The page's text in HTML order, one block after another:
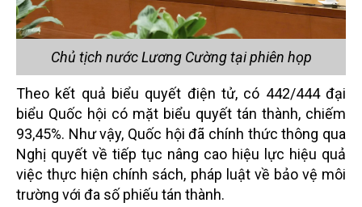
Chủ tịch nước Lương Cường tại phiên họp
Theo kết quả biểu quyết điện tử, có 442/444 đại
biểu Quốc hội có mặt biểu quyết tán thành, chiếm
93,45%. Như vậy, Quốc hội đã chính thức thông qua
Nghị quyết về tiếp tục nâng cao hiệu lực hiệu quả
việc thực hiện chính sách, pháp luật về bảo vệ môi
trường với đa số phiếu tán thành.